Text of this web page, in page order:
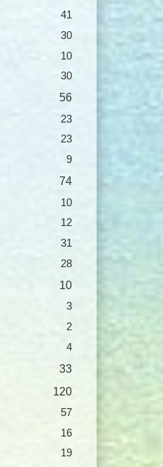
41
30
10
30
56
23
23
9
74
10
12
31
28
10
3
2
4
33
120
57
16
19